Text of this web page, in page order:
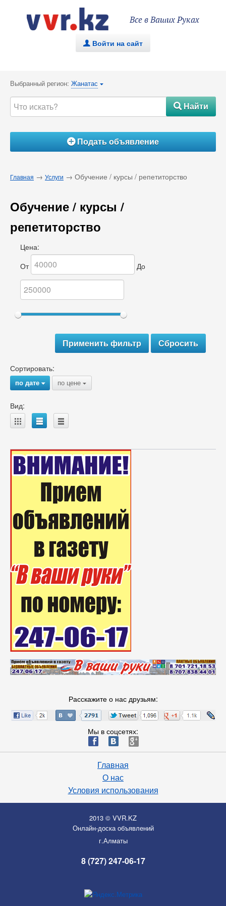
Все в Ваших Руках
. Войти на сайт
Выбранный регион: Жанатас {
#Найти
ÁПодать объявление
Главная → Услуги → Обучение / курсы / репетиторство
Обучение / курсы /
репетиторство
Цена:
От
До
Сортировать:
по дате{ по цене {
Вид:
A B C
Расскажите о нас друзьям:
Мы в соцсетях:
ä æ è
Главная
О нас
Условия использования
2013 © VVR.KZ
Онлайн-доска объявлений
г.Алматы
8 (727) 247-06-17